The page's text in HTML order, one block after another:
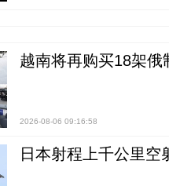
越南将再购买18架俄
2026-08-06 09:16:58
日本射程上千公里空